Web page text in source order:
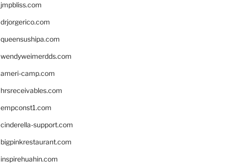
jmpbliss.com
drjorgerico.com
queensushipa.com
wendyweimerdds.com
ameri-camp.com
hrsreceivables.com
empconst1.com
cinderella-support.com
bigpinkrestaurant.com
inspirehuahin.com